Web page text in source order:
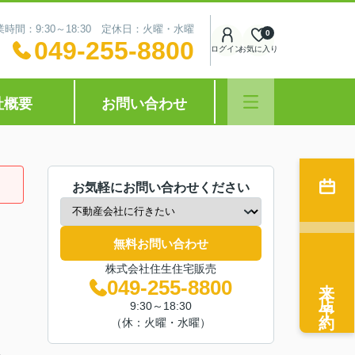
時間：9:30～18:30 定休日：火曜・水曜
049-255-8800 ログインお気に入り
0
概要 お問い合わせ
お気軽にお問い合わせください
無料お問い合わせ
株式会社住生住宅販売
049-255-8800
9:30～18:30
（休：火曜・水曜）
来店予約